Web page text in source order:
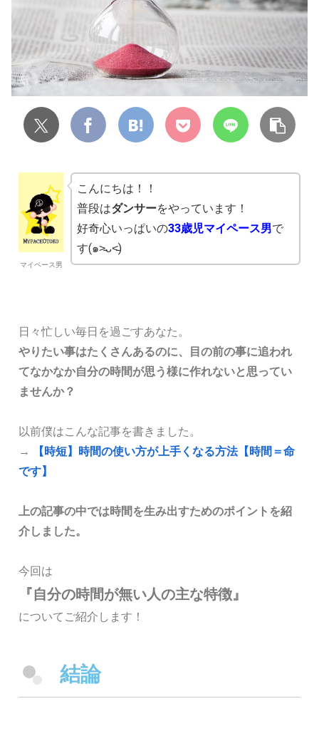
マイペース男
こんにちは！！
普段はダンサーをやっています！
好奇心いっぱいの33歳児マイペース男で
す(๑˃̵ᴗ˂̵)
日々忙しい毎日を過ごすあなた。
やりたい事はたくさんあるのに、目の前の事に追われ
てなかなか自分の時間が思う様に作れないと思ってい
ませんか？
以前僕はこんな記事を書きました。
→
【時短】時間の使い方が上手くなる方法【時間＝命
です】
上の記事の中では時間を生み出すためのポイントを紹
介しました。
今回は
『自分の時間が無い人の主な特徴』
についてご紹介します！
結論